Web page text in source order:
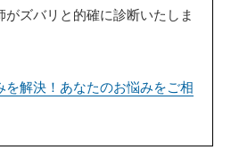
ズバリと的確に診断いたしま
解決！あなたのお悩みをご相